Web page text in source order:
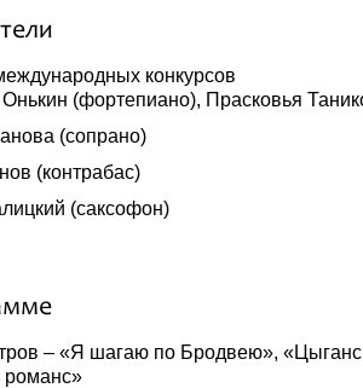
конкурсов
(фортепиано), Прасковья
(сопрано)
(контрабас)
(саксофон)
– «Я шагаю по Бродвею»,
романс»